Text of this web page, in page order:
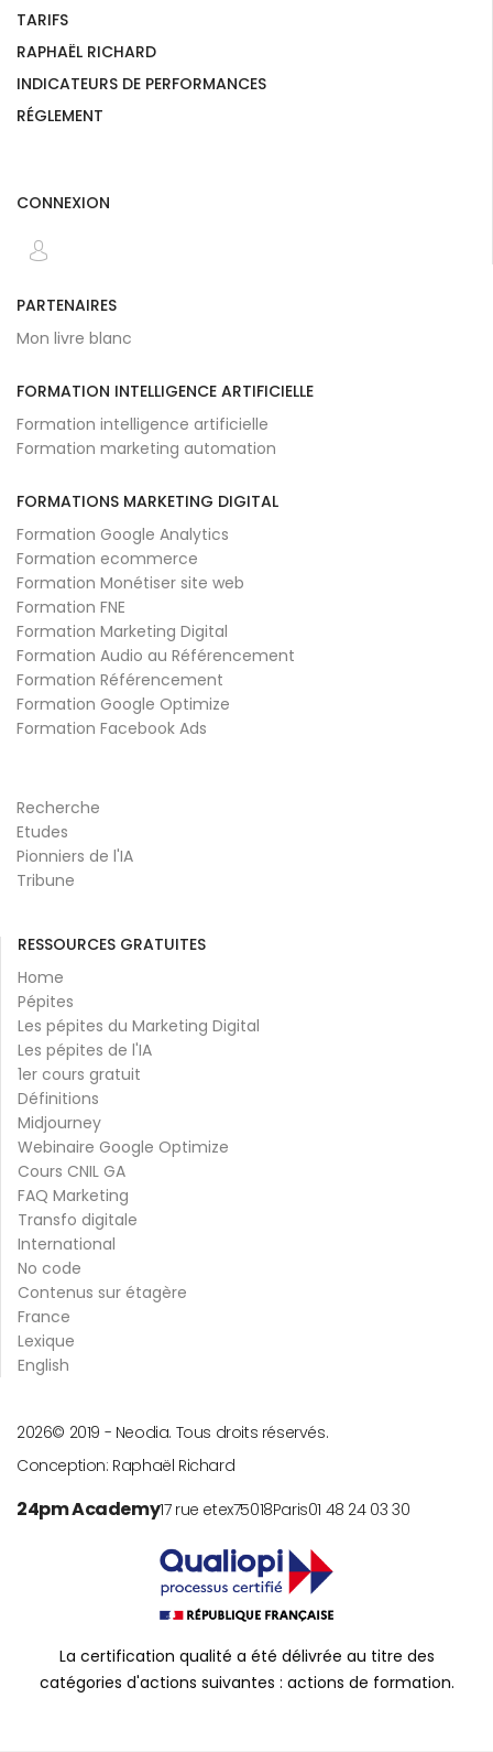
TARIFS
RAPHAËL RICHARD
INDICATEURS DE PERFORMANCES
RÉGLEMENT
CONNEXION
PARTENAIRES
Mon livre blanc
FORMATION INTELLIGENCE ARTIFICIELLE
Formation intelligence artificielle
Formation marketing automation
FORMATIONS MARKETING DIGITAL
Formation Google Analytics
Formation ecommerce
Formation Monétiser site web
Formation FNE
Formation Marketing Digital
Formation Audio au Référencement
Formation Référencement
Formation Google Optimize
Formation Facebook Ads
Recherche
Etudes
Pionniers de l'IA
Tribune
RESSOURCES GRATUITES
Home
Pépites
Les pépites du Marketing Digital
Les pépites de l'IA
1er cours gratuit
Définitions
Midjourney
Webinaire Google Optimize
Cours CNIL GA
FAQ Marketing
Transfo digitale
International
No code
Contenus sur étagère
France
Lexique
English
© 2019 -
2026
Neodia. Tous droits réservés.
Conception: Raphaël Richard
24pm Academy17 rue etex75018Paris01 48 24 03 30
La certification qualité a été délivrée au titre des
catégories d'actions suivantes : actions de formation.